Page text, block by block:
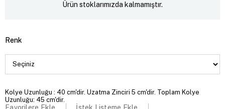
Ürün stoklarımızda kalmamıştır.
Renk
Kolye Uzunluğu : 40 cm'dir. Uzatma Zinciri 5 cm'dir. Toplam Kolye
Uzunluğu: 45 cm'dir.
Favorilere Ekle
İstek Listeme Ekle